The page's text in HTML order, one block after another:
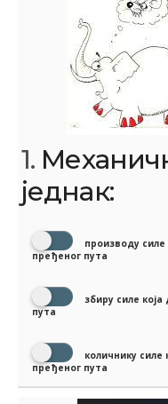
1.
једнак:
производу силе
пређеног пута
збиру силе
пута
количнику силе
пређеног пута